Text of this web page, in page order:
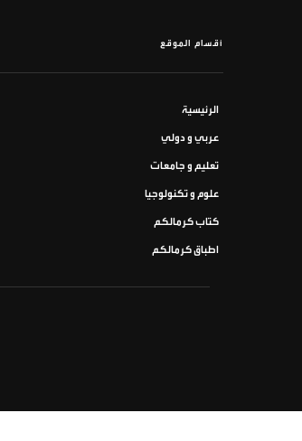
أقسام الموقع
الرئيسية
عربي و دولي
تعليم و جامعات
علوم و تكنولوجيا
كتاب كرمالكم
اطباق كرمالكم